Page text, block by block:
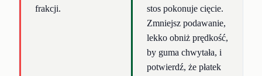
frakcji.
stos pokonuje cięcie.
Zmniejsz podawanie,
lekko obniż prędkość,
by guma chwytała, i
potwierdź, że płatek